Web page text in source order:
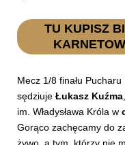
TU KUPISZ
Mecz 1/8 finału
sędziuje Łukasz Kuźma
im. Władysława Króla w
Gorąco zachęcamy do